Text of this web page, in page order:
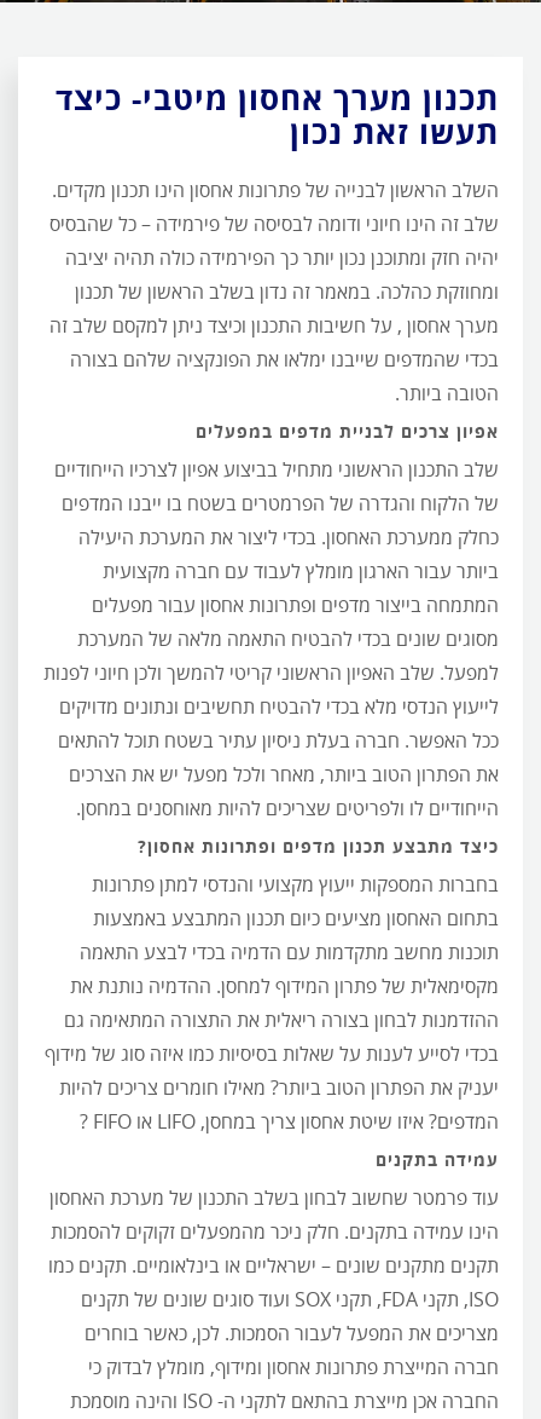
תכנון מערך אחסון מיטבי- כיצד
תעשו זאת נכון
השלב הראשון לבנייה של פתרונות אחסון הינו תכנון מקדים.
שלב זה הינו חיוני ודומה לבסיסה של פירמידה – כל שהבסיס
יהיה חזק ומתוכנן נכון יותר כך הפירמידה כולה תהיה יציבה
ומחוזקת כהלכה. במאמר זה נדון בשלב הראשון של תכנון
מערך אחסון , על חשיבות התכנון וכיצד ניתן למקסם שלב זה
בכדי שהמדפים שייבנו ימלאו את הפונקציה שלהם בצורה
הטובה ביותר.
אפיון צרכים לבניית מדפים במפעלים
שלב התכנון הראשוני מתחיל בביצוע אפיון לצרכיו הייחודיים
של הלקוח והגדרה של הפרמטרים בשטח בו ייבנו המדפים
כחלק ממערכת האחסון. בכדי ליצור את המערכת היעילה
ביותר עבור הארגון מומלץ לעבוד עם חברה מקצועית
המתמחה בייצור מדפים ופתרונות אחסון עבור מפעלים
מסוגים שונים בכדי להבטיח התאמה מלאה של המערכת
למפעל. שלב האפיון הראשוני קריטי להמשך ולכן חיוני לפנות
לייעוץ הנדסי מלא בכדי להבטיח תחשיבים ונתונים מדויקים
ככל האפשר. חברה בעלת ניסיון עתיר בשטח תוכל להתאים
את הפתרון הטוב ביותר, מאחר ולכל מפעל יש את הצרכים
הייחודיים לו ולפריטים שצריכים להיות מאוחסנים במחסן.
כיצד מתבצע תכנון מדפים ופתרונות אחסון?
בחברות המספקות ייעוץ מקצועי והנדסי למתן פתרונות
בתחום האחסון מציעים כיום תכנון המתבצע באמצעות
תוכנות מחשב מתקדמות עם הדמיה בכדי לבצע התאמה
מקסימאלית של פתרון המידוף למחסן. ההדמיה נותנת את
ההזדמנות לבחון בצורה ריאלית את התצורה המתאימה גם
בכדי לסייע לענות על שאלות בסיסיות כמו איזה סוג של מידוף
יעניק את הפתרון הטוב ביותר? מאילו חומרים צריכים להיות
המדפים? איזו שיטת אחסון צריך במחסן, LIFO או FIFO ?
עמידה בתקנים
עוד פרמטר שחשוב לבחון בשלב התכנון של מערכת האחסון
הינו עמידה בתקנים. חלק ניכר מהמפעלים זקוקים להסמכות
תקנים מתקנים שונים – ישראליים או בינלאומיים. תקנים כמו
ISO, תקני FDA, תקני SOX ועוד סוגים שונים של תקנים
מצריכים את המפעל לעבור הסמכות. לכן, כאשר בוחרים
חברה המייצרת פתרונות אחסון ומידוף, מומלץ לבדוק כי
החברה אכן מייצרת בהתאם לתקני ה- ISO והינה מוסמכת